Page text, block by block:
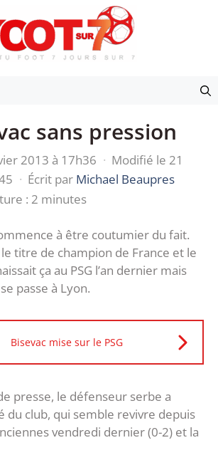
sans pression
2013 à 17h36 · Modifié le 21
· Écrit par Michael Beaupres
: 2 minutes
à être coutumier du fait.
titre de champion de France et le
ça au PSG l’an dernier mais
passe à Lyon.
Bisevac mise sur le PSG
presse, le défenseur serbe a
du club, qui semble revivre depuis
vendredi dernier (0-2) et la